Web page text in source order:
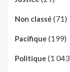
Non classé (71)
Pacifique (199)
Politique (1